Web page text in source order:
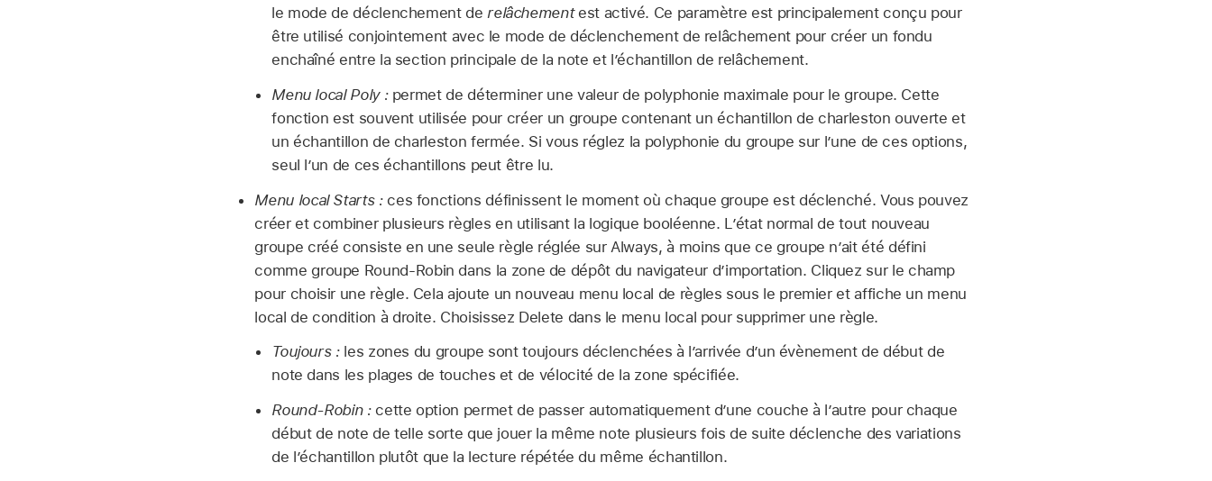
le mode de déclenchement derelâchementest activé. Ce paramètre est principalement conçu pour
être utilisé conjointement avec le mode de déclenchement de relâchement pour créer un fondu
enchaîné entre la section principale de la note et l’échantillon de relâchement.
Menu local Poly :permet de déterminer une valeur de polyphonie maximale pour le groupe. Cette
fonction est souvent utilisée pour créer un groupe contenant un échantillon de charleston ouverte et
un échantillon de charleston fermée. Si vous réglez la polyphonie du groupe sur l’une de ces options,
seul l’un de ces échantillons peut être lu.
Menu local Starts :ces fonctions définissent le moment où chaque groupe est déclenché. Vous pouvez
créer et combiner plusieurs règles en utilisant la logique booléenne. L’état normal de tout nouveau
groupe créé consiste en une seule règle réglée sur Always, à moins que ce groupe n’ait été défini
comme groupe Round-Robin dans la zone de dépôt du navigateur d’importation. Cliquez sur le champ
pour choisir une règle. Cela ajoute un nouveau menu local de règles sous le premier et affiche un menu
local de condition à droite. Choisissez Delete dans le menu local pour supprimer une règle.
Toujours :les zones du groupe sont toujours déclenchées à l’arrivée d’un évènement de début de
note dans les plages de touches et de vélocité de la zone spécifiée.
Round-Robin :cette option permet de passer automatiquement d’une couche à l’autre pour chaque
début de note de telle sorte que jouer la même note plusieurs fois de suite déclenche des variations
de l’échantillon plutôt que la lecture répétée du même échantillon.